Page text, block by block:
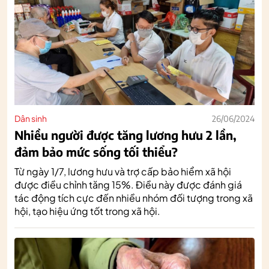
Dân sinh 26/06/2024
Nhiều người được tăng lương hưu 2 lần,
đảm bảo mức sống tối thiểu?
Từ ngày 1/7, lương hưu và trợ cấp bảo hiểm xã hội
được điều chỉnh tăng 15%. Điều này được đánh giá
tác động tích cực đến nhiều nhóm đối tượng trong xã
hội, tạo hiệu ứng tốt trong xã hội.